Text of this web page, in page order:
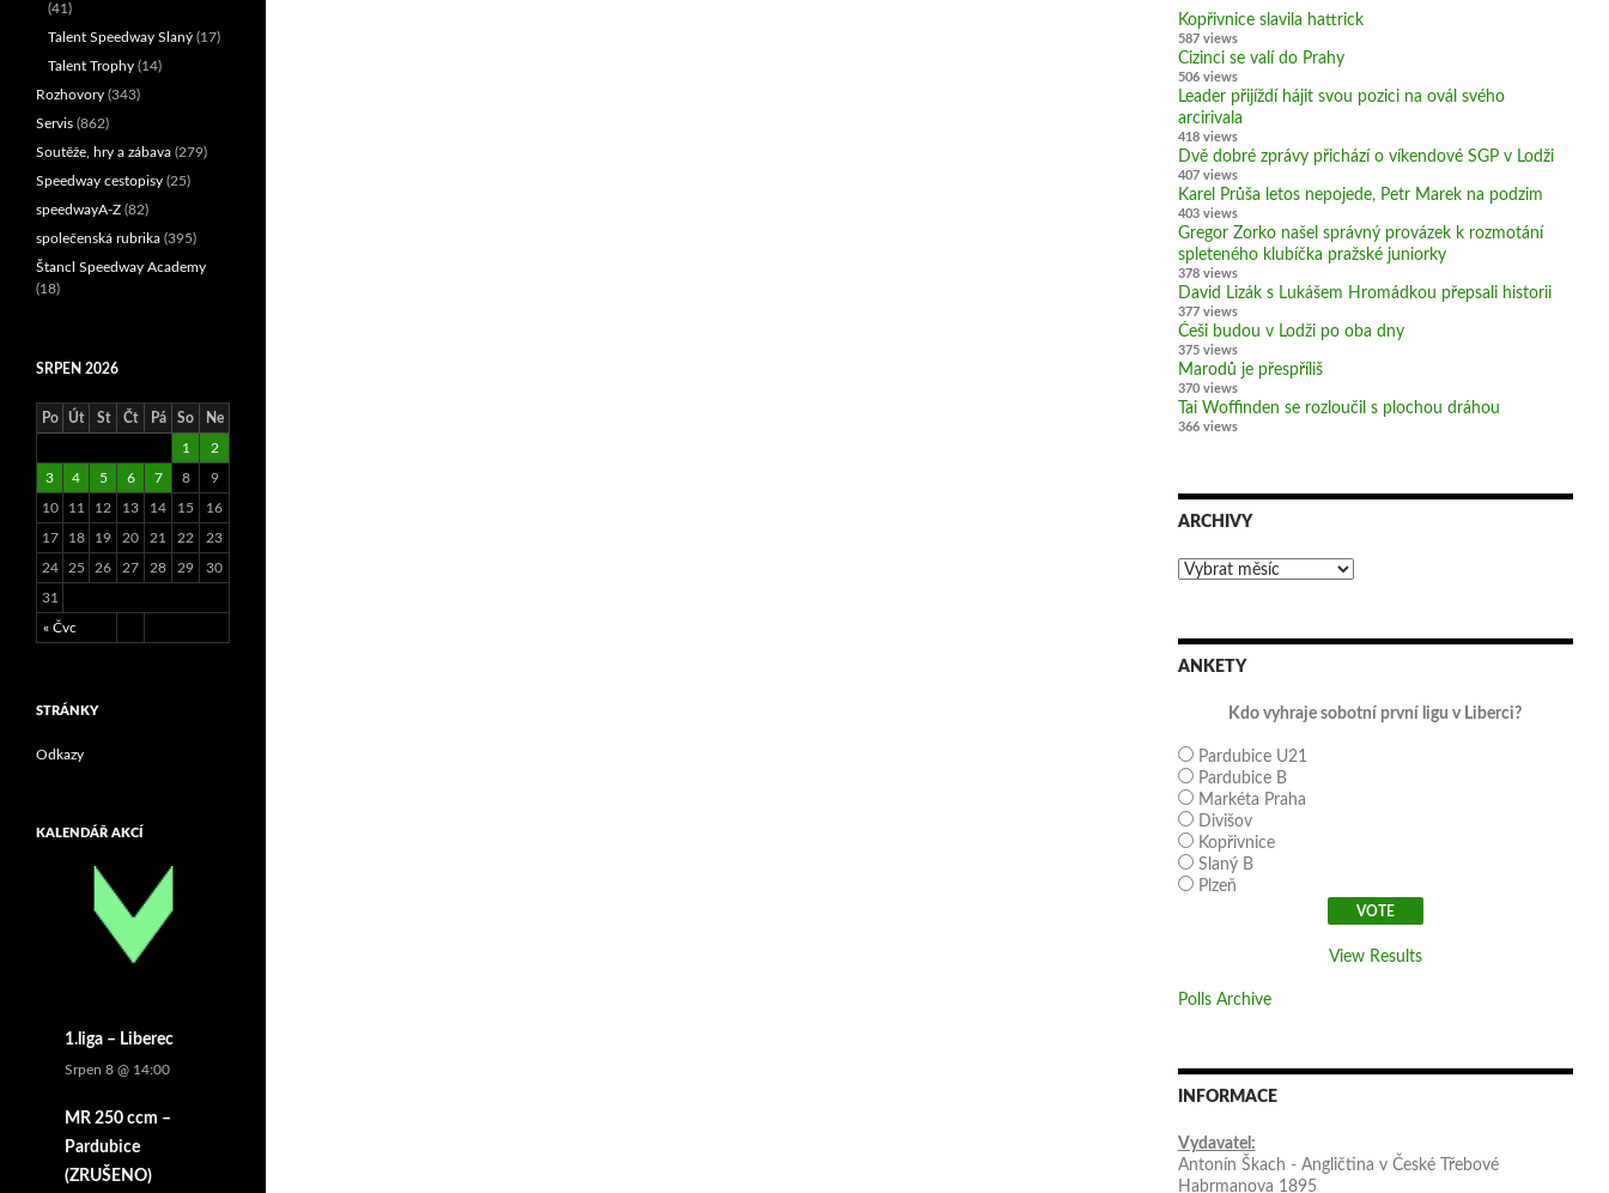
Kopřivnice slavila hattrick
587 views
Cizinci se valí do Prahy
506 views
Leader přijíždí hájit svou pozici na ovál svého
arcirivala
418 views
Dvě dobré zprávy přichází o víkendové SGP v Lodži
407 views
Karel Průša letos nepojede, Petr Marek na podzim
403 views
Gregor Zorko našel správný provázek k rozmotání
spleteného klubíčka pražské juniorky
378 views
David Lizák s Lukášem Hromádkou přepsali historii
377 views
Češi budou v Lodži po oba dny
375 views
Marodů je přespříliš
370 views
Tai Woffinden se rozloučil s plochou dráhou
366 views
ARCHIVY
Archivy
ANKETY
Kdo vyhraje sobotní první ligu v Liberci?
Pardubice U21
Pardubice B
Markéta Praha
Divišov
Kopřivnice
Slaný B
Plzeň
View Results
Polls Archive
INFORMACE
Vydavatel:
Antonín Škach - Angličtina v České Třebové
Habrmanova 1895
(41)
Talent Speedway Slaný (17)
Talent Trophy (14)
Rozhovory (343)
Servis (862)
Soutěže, hry a zábava (279)
Speedway cestopisy (25)
speedwayA-Z (82)
společenská rubrika (395)
Štancl Speedway Academy
(18)
SRPEN 2026
Po Út St Čt Pá So Ne
« Čvc
1 2
3 4 5 6 7 8 9
10 11 12 13 14 15 16
17 18 19 20 21 22 23
24 25 26 27 28 29 30
31
STRÁNKY
Odkazy
KALENDÁŘ AKCÍ
1.liga – Liberec
Srpen 8 @ 14:00
MR 250 ccm –
Pardubice
(ZRUŠENO)